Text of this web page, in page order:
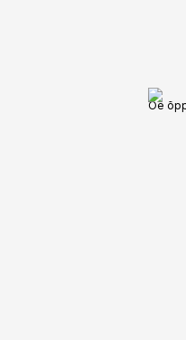
Õe